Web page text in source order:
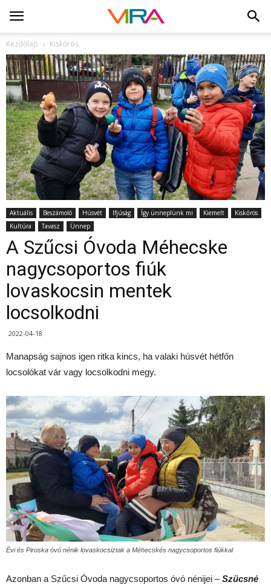
Kezdőlap Kiskőrös
Aktuális Beszámoló Húsvét Ifjúság Így ünneplünk mi Kiemelt
Kiskőrös
Kultúra
Tavasz Ünnep
A Szűcsi Óvoda Méhecske
nagycsoportos fiúk
lovaskocsin mentek
locsolkodni
2022-04-18
Manapság sajnos igen ritka kincs, ha valaki húsvét hétfőn
locsolókat vár vagy locsolkodni megy.
Évi és Piroska óvó nénik lovaskocsiztak a Méhecskés nagycsoportos fiúkkal
Azonban a Szűcsi Óvoda nagycsoportos óvó nénijei –Szücsné